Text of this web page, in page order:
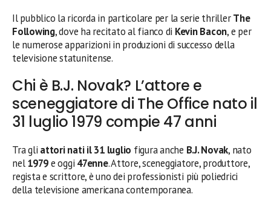
Il pubblico la ricorda in particolare per la serie thrillerThe
Following, dove ha recitato al fianco di Kevin Bacon, e per
le numerose apparizioni in produzioni di successo della
televisione statunitense.
Chi è B.J. Novak? L’attore e
sceneggiatore di The Office nato il
31 luglio 1979 compie 47 anni
Tra gli attori nati il 31 luglio figura anche B.J. Novak, nato
nel1979e oggi 47enne. Attore, sceneggiatore, produttore,
regista e scrittore, è uno dei professionisti più poliedrici
della televisione americana contemporanea.